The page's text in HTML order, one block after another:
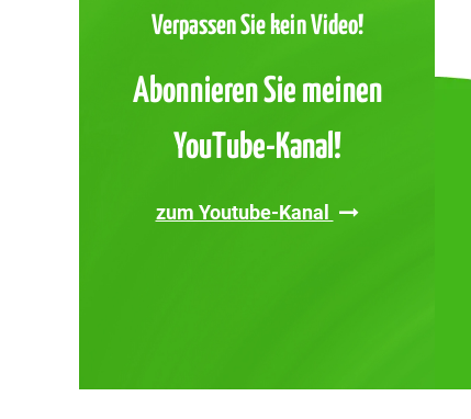
Verpassen Sie kein Video!
Abonnieren Sie meinen
YouTube-Kanal!
zum Youtube-Kanal